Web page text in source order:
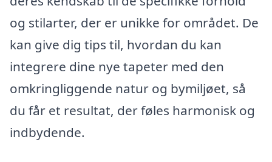
og stilarter, der er unikke for området. De
kan give dig tips til, hvordan du kan
integrere dine nye tapeter med den
omkringliggende natur og bymiljøet, så
du får et resultat, der føles harmonisk og
indbydende.